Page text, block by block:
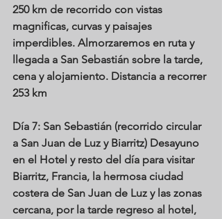
250 km de recorrido con vistas
magnificas, curvas y paisajes
imperdibles. Almorzaremos en ruta y
llegada a San Sebastián sobre la tarde,
cena y alojamiento. Distancia a recorrer
253 km
Día 7: San Sebastián (recorrido circular
a San Juan de Luz y Biarritz) Desayuno
en el Hotel y resto del día para visitar
Biarritz, Francia, la hermosa ciudad
costera de San Juan de Luz y las zonas
cercana, por la tarde regreso al hotel,